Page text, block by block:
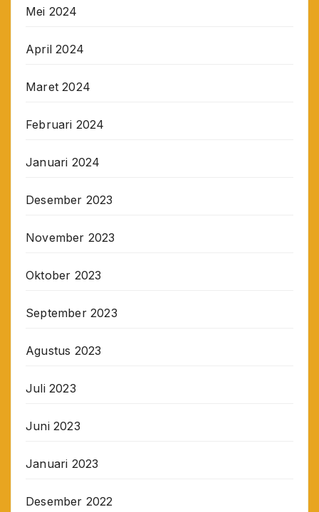
Mei 2024
April 2024
Maret 2024
Februari 2024
Januari 2024
Desember 2023
November 2023
Oktober 2023
September 2023
Agustus 2023
Juli 2023
Juni 2023
Januari 2023
Desember 2022